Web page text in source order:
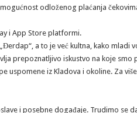
odloženog plaćanja
i App Store platformi.
a to je već kultna, kako mladi
prepoznatljivo iskustvo na koje smo
uspomene iz Kladova i okoline. Za
i posebne događaje. Trudimo se